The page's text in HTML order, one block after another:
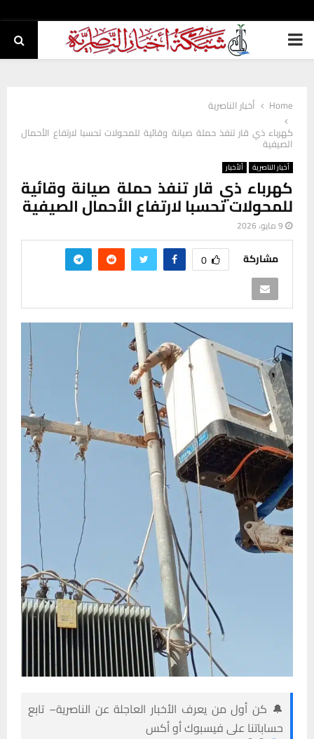
PRIMARY
Home
أخبار الناصرية
كهرباء ذي قار تنفذ حملة صيانة وقائية للمحولات تحسبا لارتفاع الأحمال
الصيفية
أخبار الناصرية ألأخبار
كهرباء ذي قار تنفذ حملة صيانة وقائية
للمحولات تحسبا لارتفاع الأحمال الصيفية
9 مايو، 2026
مشاركة 0
🔔 كن أول من يعرف الأخبار العاجلة عن الناصرية– تابع
حساباتنا على فيسبوك أو أكس